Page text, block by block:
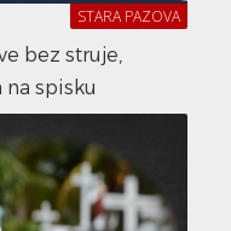
STARA PAZOVA
bez struje,
na spisku